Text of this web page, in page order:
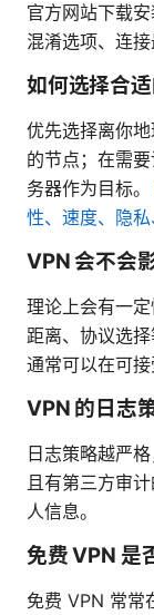
官方网站下载
混淆选项、连接
如何选择合适
优先选择离你
的节点；在需
务器作为目标。
性、速度、隐
VPN 会不会
理论上会有一
距离、协议选
通常可以在可接
VPN 的日志
日志策略越严
且有第三方审
人信息。
免费 VPN 是
免费 VPN 常常